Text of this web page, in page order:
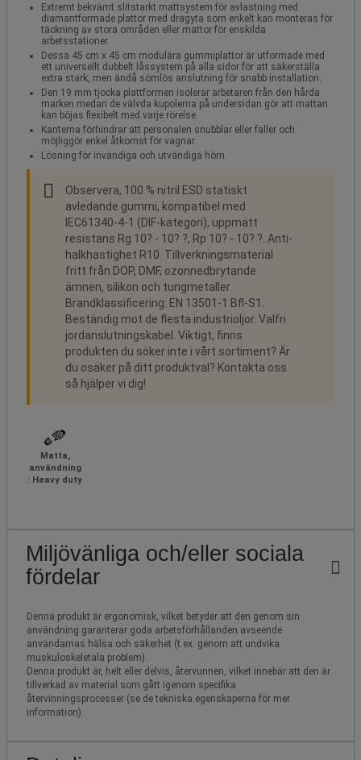
Extremt bekvämt slitstarkt mattsystem för avlastning med
diamantformade plattor med dragyta som enkelt kan monteras för
täckning av stora områden eller mattor för enskilda
arbetsstationer.
Dessa 45 cm x 45 cm modulära gummiplattor är utformade med
ett universellt dubbelt låssystem på alla sidor för att säkerställa
extra stark, men ändå sömlös anslutning för snabb installation.
Den 19 mm tjocka plattformen isolerar arbetaren från den hårda
marken medan de välvda kupolerna på undersidan gör att mattan
kan böjas flexibelt med varje rörelse.
Kanterna förhindrar att personalen snubblar eller faller och
möjliggör enkel åtkomst för vagnar.
Lösning för invändiga och utvändiga hörn.
Observera, 100 % nitril ESD statiskt
avledande gummi, kompatibel med
IEC61340-4-1 (DIF-kategori), uppmätt
resistans Rg 10? - 10? ?, Rp 10? - 10? ?. Anti-
halkhastighet R10. Tillverkningsmaterial
fritt från DOP, DMF, ozonnedbrytande
ämnen, silikon och tungmetaller.
Brandklassificering: EN 13501-1 Bfl-S1.
Beständig mot de flesta industrioljor. Valfri
jordanslutningskabel. Viktigt, finns
produkten du söker inte i vårt sortiment? Är
du osäker på ditt produktval? Kontakta oss
så hjälper vi dig!
Matta,
användning
: Heavy duty
Miljövänliga och/eller sociala
fördelar
Denna produkt är ergonomisk, vilket betyder att den genom sin
användning garanterar goda arbetsförhållanden avseende
användarnas hälsa och säkerhet (t.ex. genom att undvika
muskuloskeletala problem).
Denna produkt är, helt eller delvis, återvunnen, vilket innebär att den är
tillverkad av material som gått igenom specifika
återvinningsprocesser (se de tekniska egenskaperna för mer
information).